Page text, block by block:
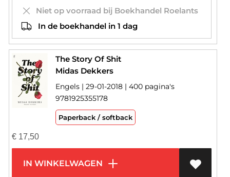
Niet op voorraad bij Boekhandel Roelants
In de boekhandel in 1 dag
The Story Of Shit
Midas Dekkers
Engels | 29-01-2018 | 400 pagina's
9781925355178
Paperback / softback
€17,50
IN WINKELWAGEN